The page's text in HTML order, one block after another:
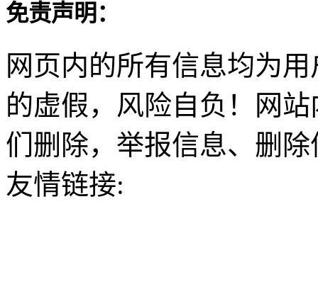
免责声明：
网页内的所有信息均为
的虚假，风险自负！网
们删除，举报信息、删
友情链接: